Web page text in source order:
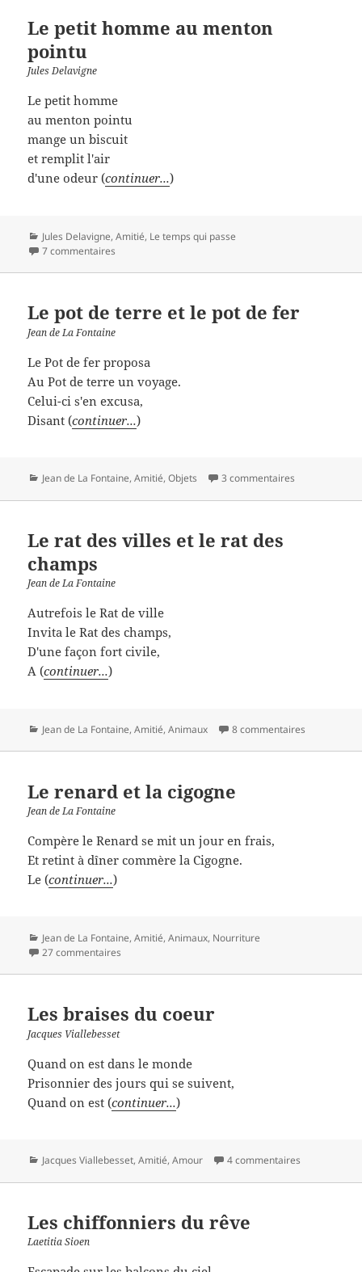
Le petit homme au menton
pointu
Jules Delavigne
Le petit homme
au menton pointu
mange un biscuit
et remplit l'air
d'une odeur (continuer...)
Catégories
Jules Delavigne,Amitié, Le temps qui passe
7 commentaires
Le pot de terre et le pot de fer
Jean de La Fontaine
Le Pot de fer proposa
Au Pot de terre un voyage.
Celui-ci s'en excusa,
Disant (continuer...)
Catégories
Jean de La Fontaine,Amitié,Objets 3 commentaires
Le rat des villes et le rat des
champs
Jean de La Fontaine
Autrefois le Rat de ville
Invita le Rat des champs,
D'une façon fort civile,
A (continuer...)
Catégories
Jean de La Fontaine,Amitié,Animaux 8 commentaires
Le renard et la cigogne
Jean de La Fontaine
Compère le Renard se mit un jour en frais,
Et retint à dîner commère la Cigogne.
Le (continuer...)
Catégories
Jean de La Fontaine,Amitié,Animaux, Nourriture
27 commentaires
Les braises du coeur
Jacques Viallebesset
Quand on est dans le monde
Prisonnier des jours qui se suivent,
Quand on est (continuer...)
Catégories
Jacques Viallebesset,Amitié,Amour 4 commentaires
Les chiffonniers du rêve
Laetitia Sioen